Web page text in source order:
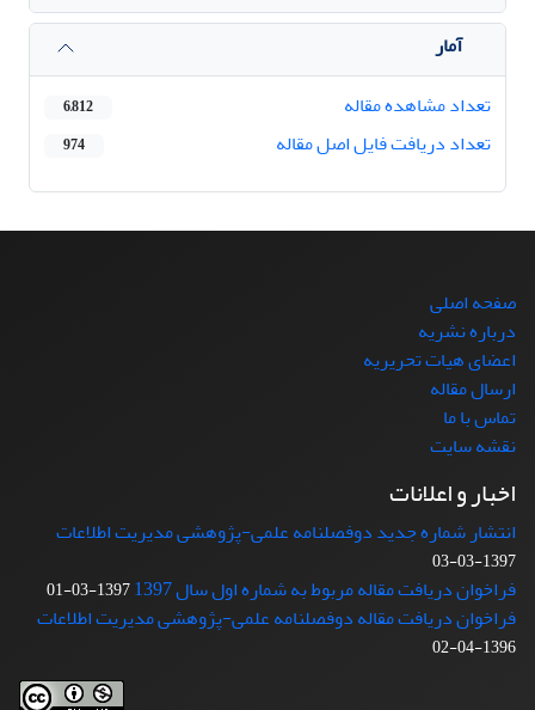
آمار
تعداد مشاهده مقاله
6,812
تعداد دریافت فایل اصل مقاله 974
صفحه اصلی
درباره نشریه
اعضای هیات تحریریه
ارسال مقاله
تماس با ما
نقشه سایت
اخبار و اعلانات
انتشار شماره جدید دوفصلنامه علمی-پژوهشی مدیریت اطلاعات
1397-03-03
فراخوان دریافت مقاله مربوط به شماره اول سال 1397 1397-03-01
فراخوان دریافت مقاله دوفصلنامه علمی-پژوهشی مدیریت اطلاعات
1396-04-02